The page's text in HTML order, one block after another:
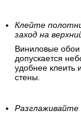
Клейте
заход на
Виниловые обои
допускается
удобнее клеить
стены.
Разглаживайте